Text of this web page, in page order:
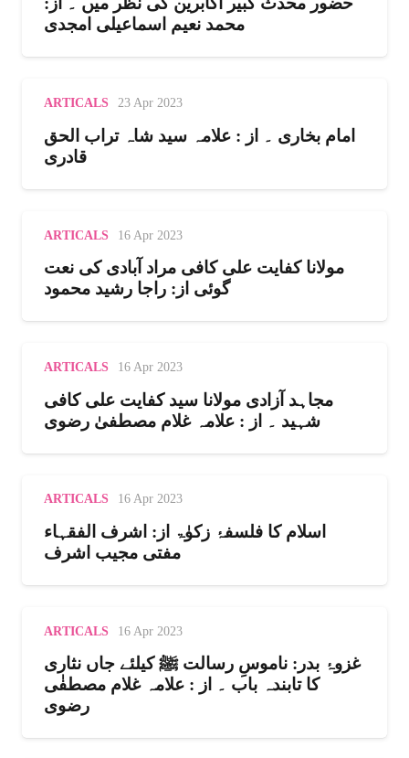
محمد نعیم اسماعیلی امجدی
ARTICALS 23 Apr 2023
امام بخاری ۔ از : علامہ سید شاہ تراب الحق
قادری
ARTICALS 16 Apr 2023
مولانا کفایت علی کافی مراد آبادی کی نعت
گوئی از: راجا رشید محمود
ARTICALS 16 Apr 2023
مجاہد آزادی مولانا سید کفایت علی کافی
شہید ۔ از : علامہ غلام مصطفیٰ رضوی
ARTICALS 16 Apr 2023
اسلام کا فلسفۂ زکوٰۃ از: اشرف الفقہاء
مفتی مجیب اشرف
ARTICALS 16 Apr 2023
غزوۂ بدر: ناموسِ رسالت ﷺ کیلئے جاں نثاری
کا تابندہ باب ۔ از : علامہ غلام مصطفٰی
رضوی